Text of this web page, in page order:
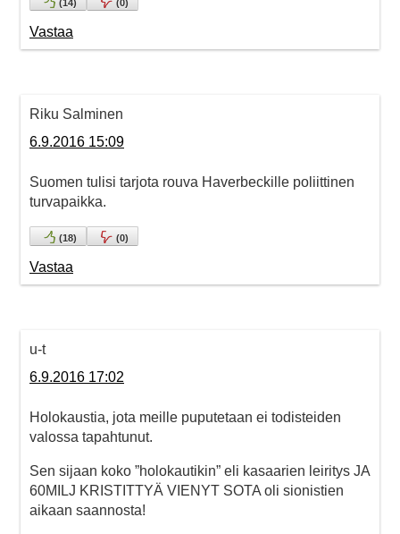
(14) (0)
Vastaa
Riku Salminen
6.9.2016 15:09
Suomen tulisi tarjota rouva Haverbeckille poliittinen
turvapaikka.
(18) (0)
Vastaa
u-t
6.9.2016 17:02
Holokaustia, jota meille puputetaan ei todisteiden
valossa tapahtunut.
Sen sijaan koko ”holokautikin” eli kasaarien leiritys JA
60MILJ KRISTITTYÄ VIENYT SOTA oli sionistien
aikaan saannosta!